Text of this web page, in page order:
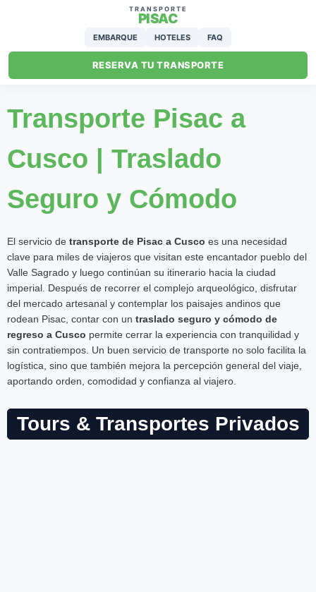
TRANSPORTE
PISAC
EMBARQUE HOTELES FAQ
RESERVA TU TRANSPORTE
Transporte Pisac a
Cusco | Traslado
Seguro y Cómodo
El servicio de transporte de Pisac a Cusco es una necesidad
clave para miles de viajeros que visitan este encantador pueblo del
Valle Sagrado y luego continúan su itinerario hacia la ciudad
imperial. Después de recorrer el complejo arqueológico, disfrutar
del mercado artesanal y contemplar los paisajes andinos que
rodean Pisac, contar con un traslado seguro y cómodo de
regreso a Cusco permite cerrar la experiencia con tranquilidad y
sin contratiempos. Un buen servicio de transporte no solo facilita la
logística, sino que también mejora la percepción general del viaje,
aportando orden, comodidad y confianza al viajero.
Tours & Transportes Privados